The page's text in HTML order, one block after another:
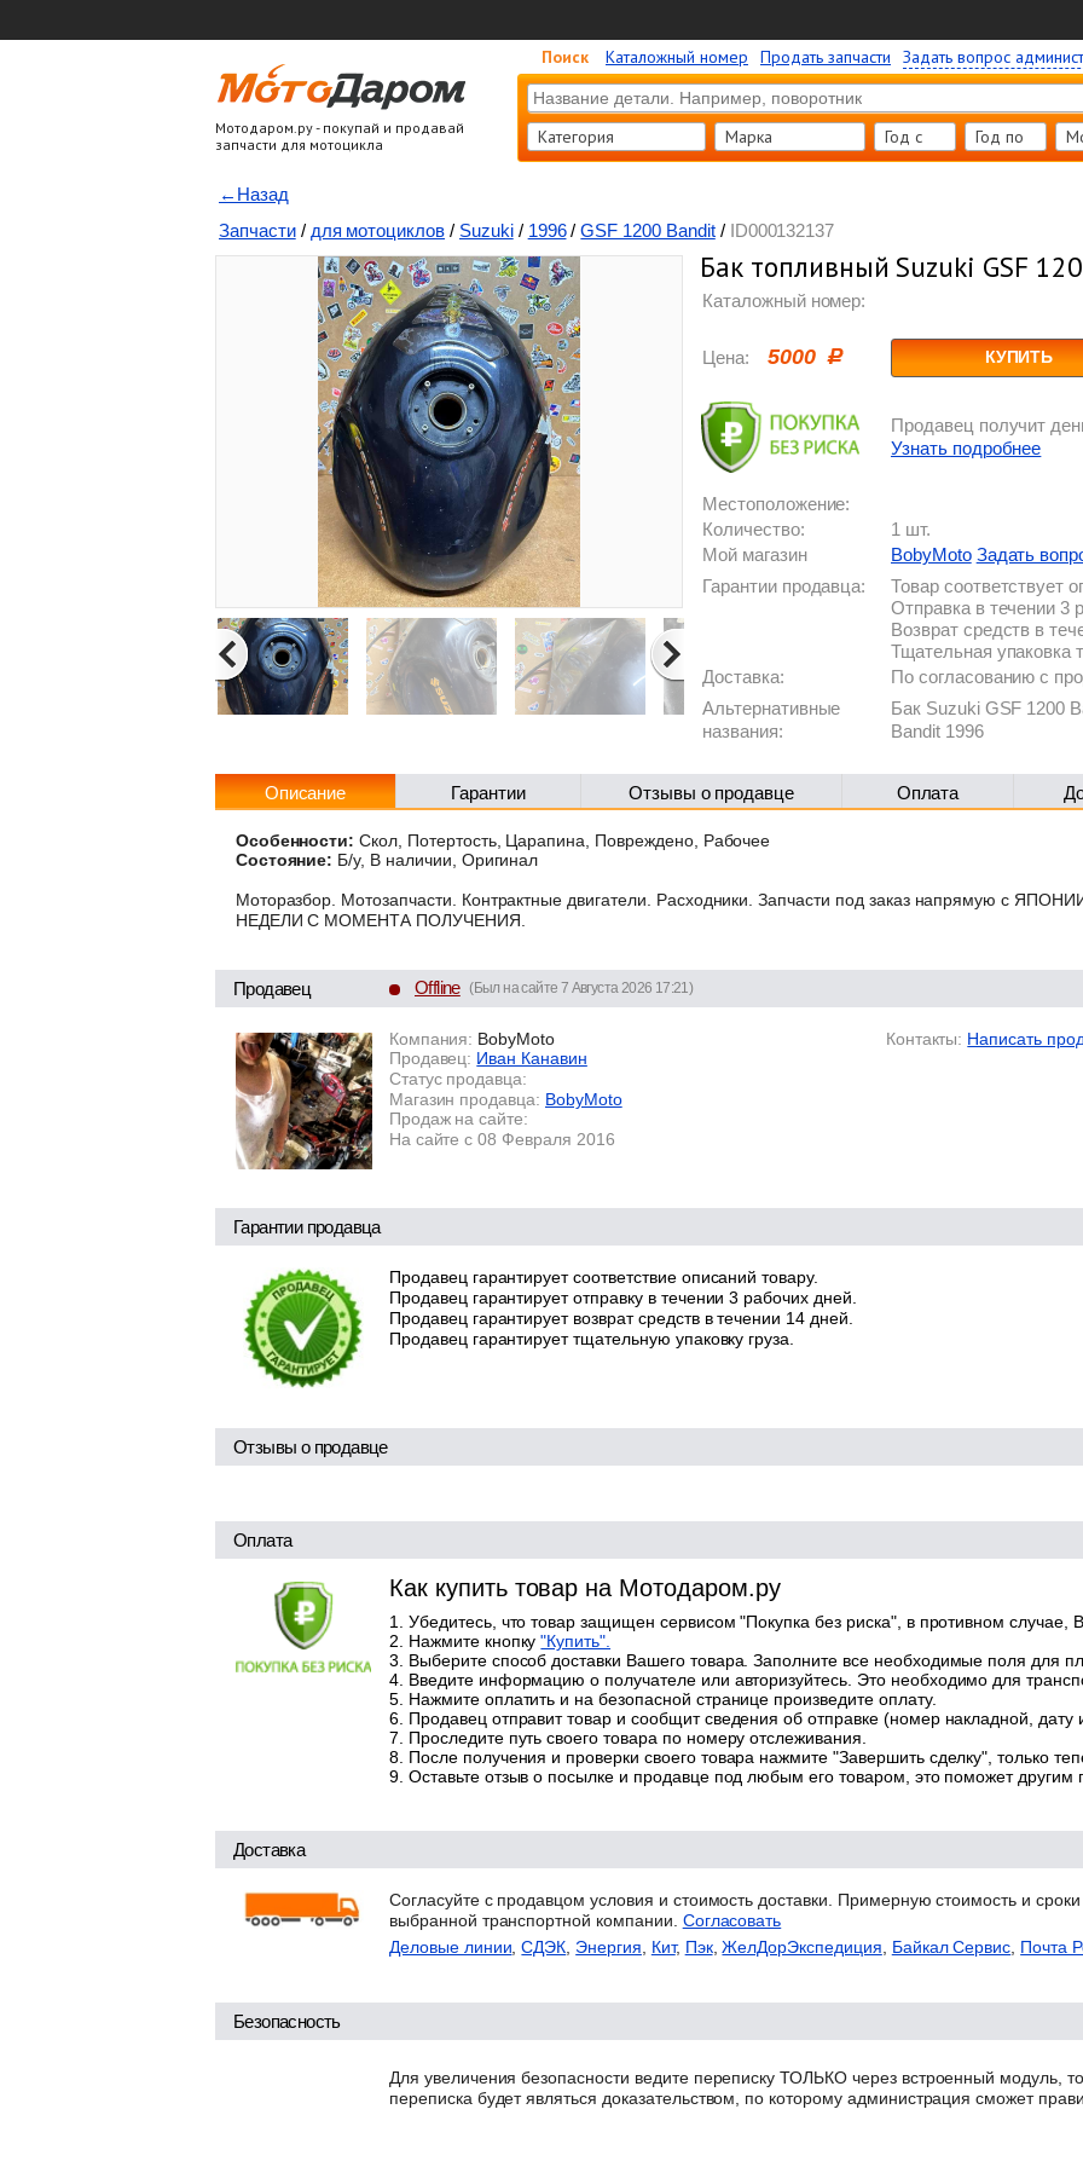
Мотодаром.ру - покупай и продавай
запчасти для мотоцикла
Поиск Каталожный номер Продать запчасти Задать вопрос
Категория Марка Год c Год по
←Назад
Запчасти / для мотоциклов / Suzuki / 1996 / GSF 1200 Bandit/ ID000132137
Бак топливный Suzuki GSF
Каталожный номер:
Цена: 5000 КУПИТЬ
Продавец получит
Узнать подробнее
Местоположение:
Количество:
1 шт.
Мой магазин
BobyMoto Задать
Гарантии продавца:
Товар соответствует
Отправка в течении 3
Возврат средств в
Тщательная упаковка
Доставка:
По согласованию с
Альтернативные
названия:
Бак Suzuki GSF 1200
Bandit 1996
Описание Гарантии Отзывы о продавце Оплата
Особенности: Скол, Потертость, Царапина, Повреждено, Рабочее
Состояние: Б/у, В наличии, Оригинал
Моторазбор. Мотозапчасти. Контрактные двигатели. Расходники. Запчасти под заказ напрямую с
НЕДЕЛИ С МОМЕНТА ПОЛУЧЕНИЯ.
Продавец Offline (Был на сайте 7 Августа 2026 17:21)
Компания: BobyMoto
Продавец: Иван Канавин
Статус продавца:
Магазин продавца: BobyMoto
Продаж на сайте:
На сайте с 08 Февраля 2016
Контакты: Написать
Гарантии продавца
Продавец гарантирует соответствие описаний товару.
Продавец гарантирует отправку в течении 3 рабочих дней.
Продавец гарантирует возврат средств в течении 14 дней.
Продавец гарантирует тщательную упаковку груза.
Отзывы о продавце
Оплата
Как купить товар на Мотодаром.ру
Убедитесь, что товар защищен сервисом "Покупка без риска", в противном случае,
Нажмите кнопку"Купить".
Выберите способ доставки Вашего товара. Заполните все необходимые поля для
Введите информацию о получателе или авторизуйтесь. Это необходимо для
Нажмите оплатить и на безопасной странице произведите оплату.
Продавец отправит товар и сообщит сведения об отправке (номер накладной, дату
Проследите путь своего товара по номеру отслеживания.
После получения и проверки своего товара нажмите "Завершить сделку", только
Оставьте отзыв о посылке и продавце под любым его товаром, это поможет другим
Доставка
Согласуйте с продавцом условия и стоимость доставки. Примерную стоимость и
выбранной транспортной компании. Согласовать
Деловые линии ,СДЭК Энергия Кит, Пэк,ЖелДорЭкспедиция Байкал Сервис Почта
Безопасность
Для увеличения безопасности ведите переписку ТОЛЬКО через встроенный модуль,
переписка будет являться доказательством, по которому администрация сможет